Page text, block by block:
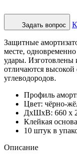
Задать вопрос
Защитные
месте,
удары. Изготовлены
отличаются высокой
углеводородов.
Профиль
Цвет: чёрно-
ДхШхВ: 660 х
Клейкая
10 штук в
Описание